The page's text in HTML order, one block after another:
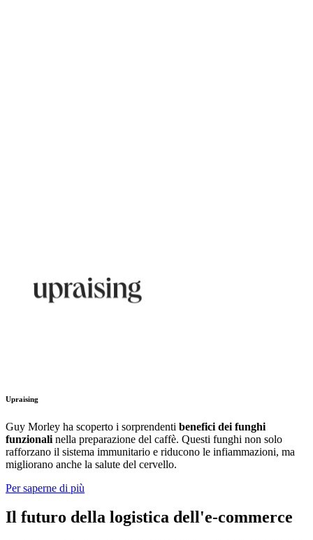
Upraising
Guy Morley ha scoperto i sorprendenti benefici dei funghi
funzionali nella preparazione del caffè. Questi funghi non solo
rafforzano il sistema immunitario e riducono le infiammazioni, ma
migliorano anche la salute del cervello.
Per saperne di più
Il futuro della logistica dell'e-commerce